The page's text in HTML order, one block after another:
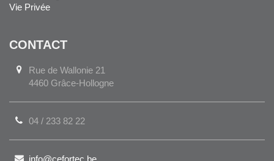
Vie Privée
CONTACT
Rue de Wallonie 21
4460 Grâce-Hollogne
04 / 233 82 22
info@cefortec.be